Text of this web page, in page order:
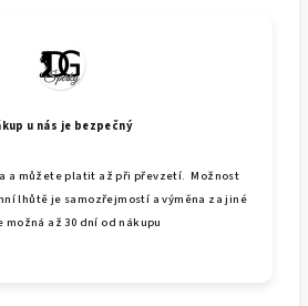
u nás je bezpečný
a můžete platit až při převzetí. Možnost
lhůtě je samozřejmostí a výměna za jiné
možná až 30 dní od nákupu